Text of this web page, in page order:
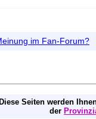
im Fan-Forum?
Diese Seiten werden
der